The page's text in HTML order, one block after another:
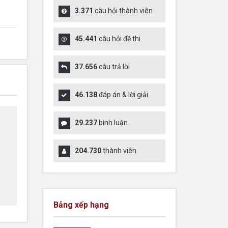
3.371 câu hỏi thành viên
45.441 câu hỏi đề thi
37.656câu trả lời
46.138đáp án & lời giải
29.237bình luận
204.730thành viên
Bảng xếp hạng